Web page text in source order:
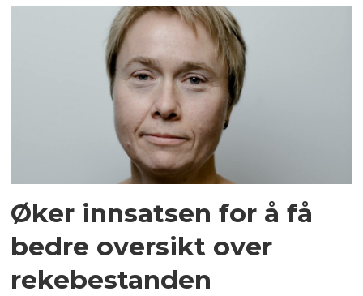
Øker innsatsen for å få
bedre oversikt over
rekebestanden